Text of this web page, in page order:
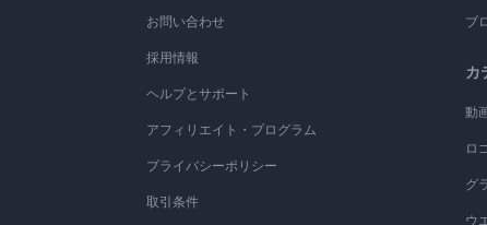
お問い合わせ
採用情報
ヘルプとサポート
アフィリエイト・プログラム
プライバシーポリシー
取引条件
ブ
カ
動
ロ
グ
ウ